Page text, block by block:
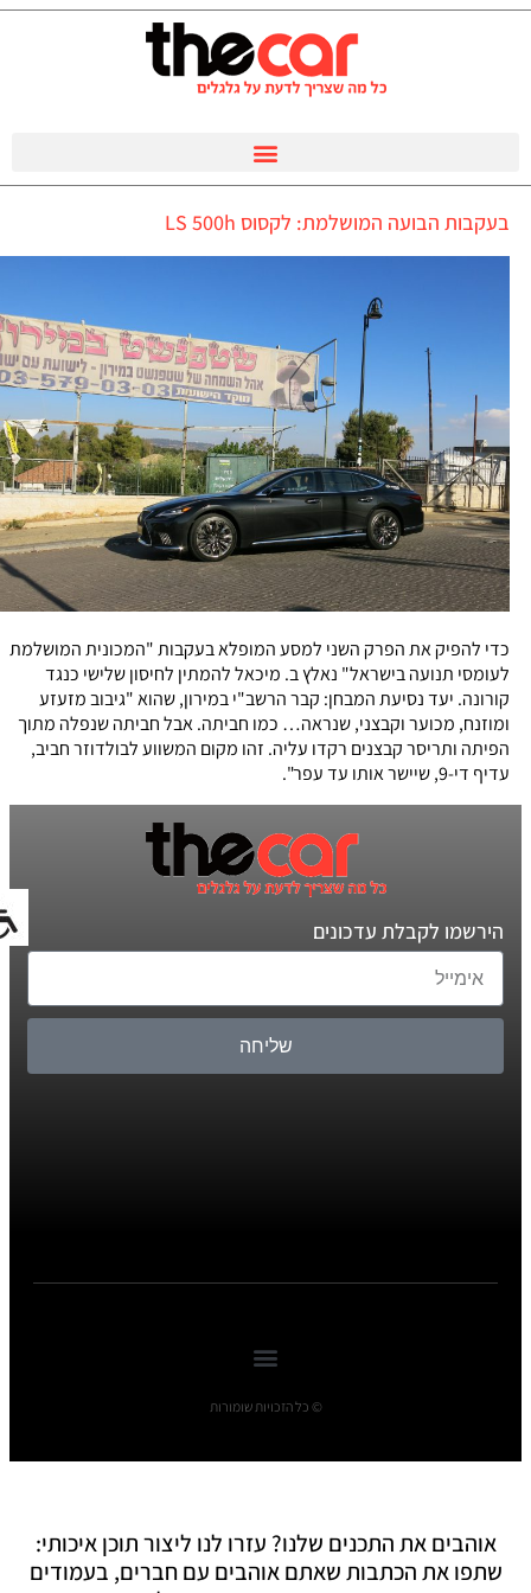
בעקבות הבועה המושלמת: לקסוס LS 500h
כדי להפיק את הפרק השני למסע המופלא בעקבות "המכונית המושלמת
לעומסי תנועה בישראל" נאלץ ב. מיכאל להמתין לחיסון שלישי כנגד
קורונה. יעד נסיעת המבחן: קבר הרשב"י במירון, שהוא "גיבוב מזעזע
ומוזנח, מכוער וקבצני, שנראה… כמו חביתה. אבל חביתה שנפלה מתוך
הפיתה ותריסר קבצנים רקדו עליה. זהו מקום המשווע לבולדוזר חביב,
עדיף די-9, שיישר אותו עד עפר".
הירשמו לקבלת עדכונים
שליחה
© כל הזכויות שומורות
אוהבים את התכנים שלנו? עזרו לנו ליצור תוכן איכותי:
שתפו את הכתבות שאתם אוהבים עם חברים, בעמודים